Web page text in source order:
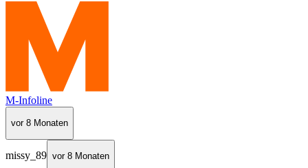
M-Infoline
vor 8 Monaten
missy_89 vor 8 Monaten